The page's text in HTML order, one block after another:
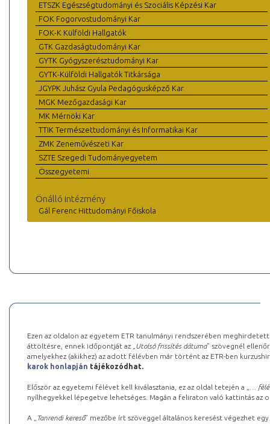
ETSZK Egészségtudományi és Szociális Képzési Kar
FOK Fogorvostudományi Kar
FOK-K Külföldi Hallgatók
GTK Gazdaságtudományi Kar
GYTK Gyógyszerésztudományi Kar
GYTK-Külföldi Hallgatók Titkársága
JGYPK Juhász Gyula Pedagógusképző Kar
MGK Mezőgazdasági Kar
MK Mérnöki Kar
TTIK Természettudományi és Informatikai Kar
ZMK Zeneművészeti Kar
SZTE Szegedi Tudományegyetem
Összegyetemi
Önálló intézmény
Gál Ferenc Hittudományi Főiskola
Ezen az oldalon az egyetem ETR tanulmányi rendszerében
áttöltésre, ennek időpontját az „ Utolsó frissítés dátuma” szövegnél
amelyekhez (akikhez) az adott félévben már történt az ETR-ben
karok honlapján tájékozódhat.
Először az egyetemi félévet kell kiválasztania, ez az oldal tetején a „
…
nyílhegyekkel lépegetve lehetséges. Magán a feliraton való kattintás az
A „ Tanrendi kereső” mezőbe írt szöveggel általános keresést végezhet